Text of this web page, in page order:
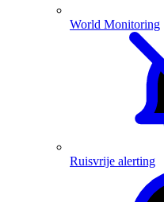
World Monitoring
Ruisvrije alerting